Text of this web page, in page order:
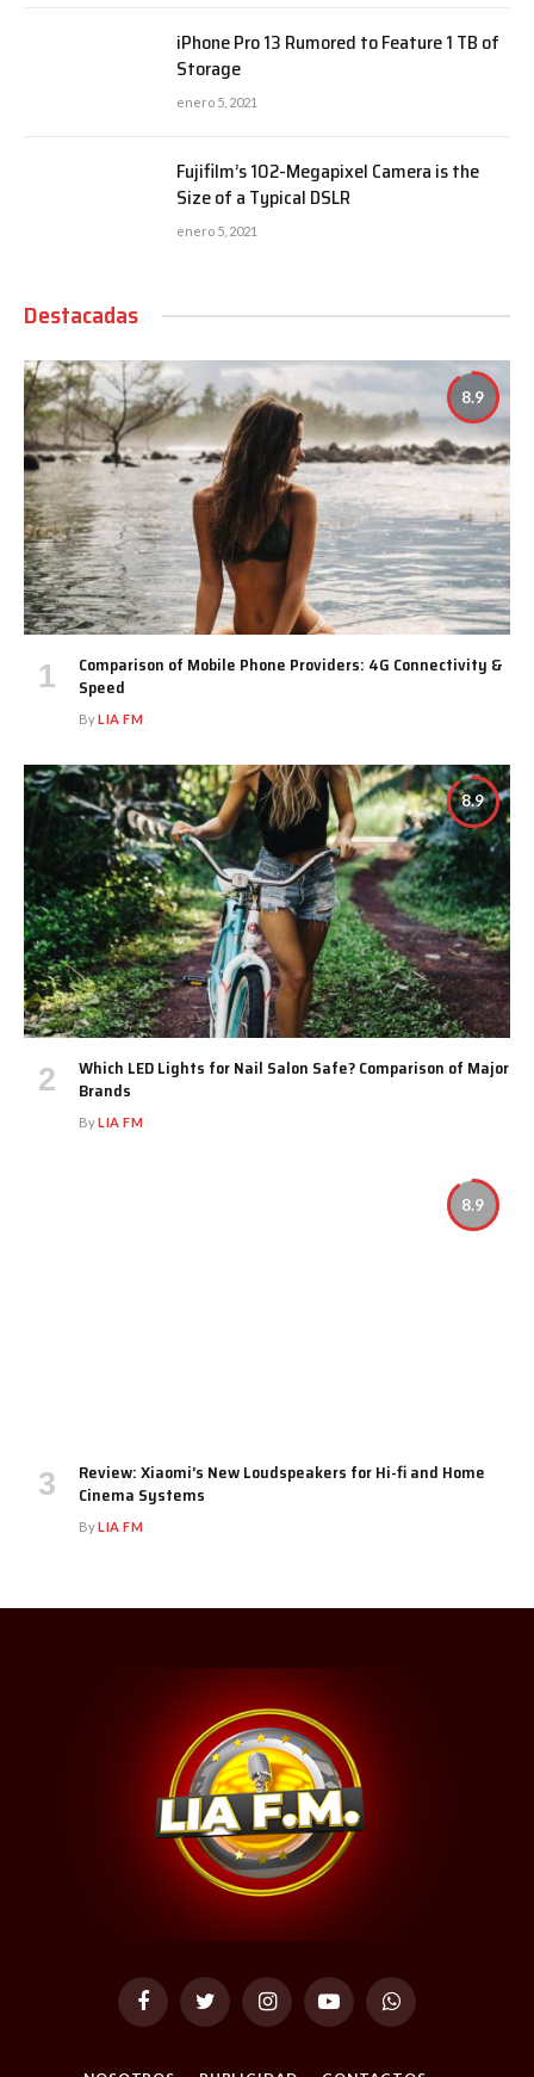
iPhone Pro 13 Rumored to Feature 1 TB of
Storage
enero 5, 2021
Fujifilm’s 102-Megapixel Camera is the
Size of a Typical DSLR
enero 5, 2021
Destacadas
8.9
Comparison of Mobile Phone Providers: 4G Connectivity &
Speed
ByLIA FM
8.9
Which LED Lights for Nail Salon Safe? Comparison of Major
Brands
ByLIA FM
8.9
Review: Xiaomi’s New Loudspeakers for Hi-fi and Home
Cinema Systems
ByLIA FM
FacebookTwitter InstagramYouTubeWhatsApp